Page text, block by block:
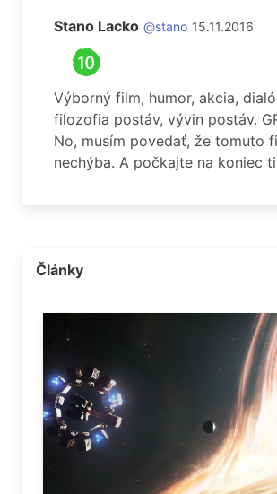
Stano Lacko @stano 15.11.2016
Výborný film, humor, akcia,
filozofia postáv, vývin postáv.
No, musím povedať, že tomuto
nechýba. A počkajte na koniec
Články